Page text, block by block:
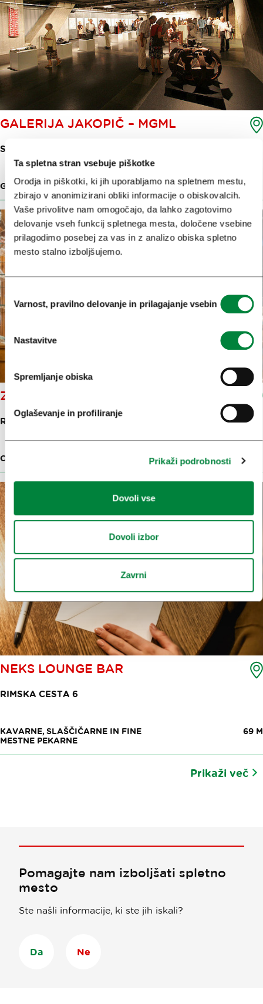
Ta spletna stran vsebuje piškotke
Orodja in piškotki, ki jih uporabljamo na spletnem mestu,
zbirajo v anonimizirani obliki informacije o obiskovalcih.
Vaše privolitve nam omogočajo, da lahko zagotovimo
delovanje vseh funkcij spletnega mesta, določene vsebine
prilagodimo posebej za vas in z analizo obiska spletno
mesto stalno izboljšujemo.
soglasja
Varnost, pravilno delovanje in prilagajanje vsebin
Nastavitve
Spremljanje obiska
Oglaševanje in profiliranje
Prikaži podrobnosti
Dovoli vse
Dovoli izbor
Zavrni
GALERIJA JAKOPIČ – MGML
SLOVENSKA CESTA 9
GALERIJE 34 M
ZLATO RUNO
RIMSKA CESTA 6
OBLIKOVANJE 60 M
NEKS LOUNGE BAR
RIMSKA CESTA 6
KAVARNE, SLAŠČIČARNE IN FINE
MESTNE PEKARNE
69 M
Prikaži več
Pomagajte nam izboljšati spletno
mesto
Ste našli informacije, ki ste jih iskali?
Da Ne